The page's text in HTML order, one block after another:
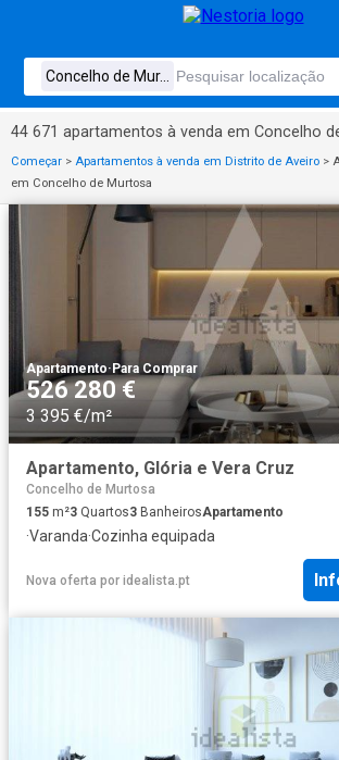
44 671 apartamentos à venda em Concelho
Começar > Apartamentos à venda em Distrito de Aveiro >
em Concelho de Murtosa
Apartamento· Para Comprar
526 280 €
3 395 €/m²
Apartamento, Glória e Vera Cruz
Concelho de Murtosa
155 m²3 Quartos3 BanheirosApartamento
·Varanda·Cozinha equipada
Nova oferta por idealista.pt